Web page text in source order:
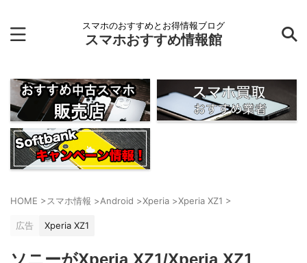
スマホのおすすめとお得情報ブログ
スマホおすすめ情報館
HOME >スマホ情報 >Android >Xperia >Xperia XZ1 >
広告 Xperia XZ1